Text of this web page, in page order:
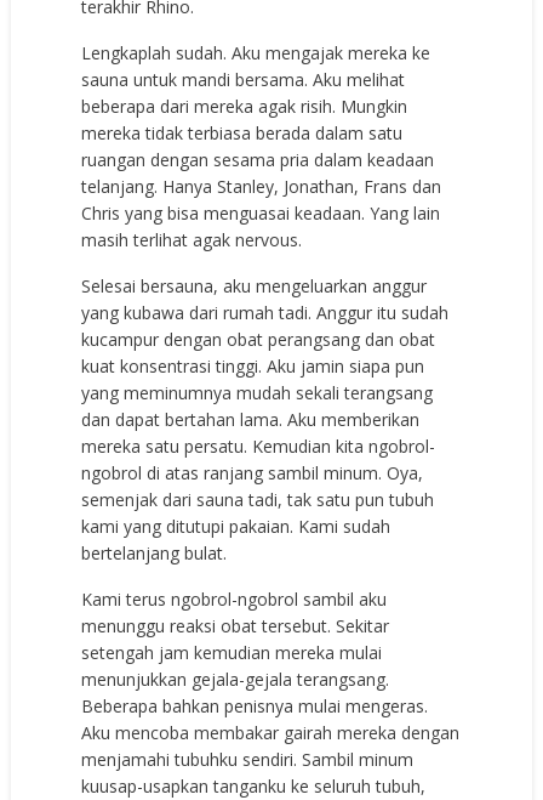
terakhir Rhino.
Lengkaplah sudah. Aku mengajak mereka ke
sauna untuk mandi bersama. Aku melihat
beberapa dari mereka agak risih. Mungkin
mereka tidak terbiasa berada dalam satu
ruangan dengan sesama pria dalam keadaan
telanjang. Hanya Stanley, Jonathan, Frans dan
Chris yang bisa menguasai keadaan. Yang lain
masih terlihat agak nervous.
Selesai bersauna, aku mengeluarkan anggur
yang kubawa dari rumah tadi. Anggur itu sudah
kucampur dengan obat perangsang dan obat
kuat konsentrasi tinggi. Aku jamin siapa pun
yang meminumnya mudah sekali terangsang
dan dapat bertahan lama. Aku memberikan
mereka satu persatu. Kemudian kita ngobrol-
ngobrol di atas ranjang sambil minum. Oya,
semenjak dari sauna tadi, tak satu pun tubuh
kami yang ditutupi pakaian. Kami sudah
bertelanjang bulat.
Kami terus ngobrol-ngobrol sambil aku
menunggu reaksi obat tersebut. Sekitar
setengah jam kemudian mereka mulai
menunjukkan gejala-gejala terangsang.
Beberapa bahkan penisnya mulai mengeras.
Aku mencoba membakar gairah mereka dengan
menjamahi tubuhku sendiri. Sambil minum
kuusap-usapkan tanganku ke seluruh tubuh,